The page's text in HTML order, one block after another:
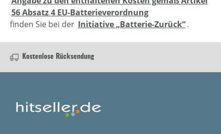
56 Absatz 4 EU-Batterieverordnung
finden Sie bei der Initiative „Batterie-Zurück“.
Kostenlose Rücksendung